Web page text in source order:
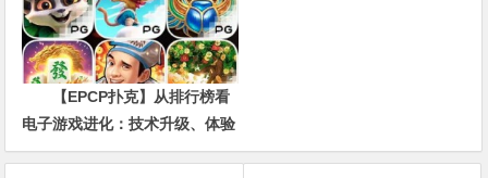
【EPCP扑克】从排行榜看
电子游戏进化：技术升级、体验
创新与未来趋势